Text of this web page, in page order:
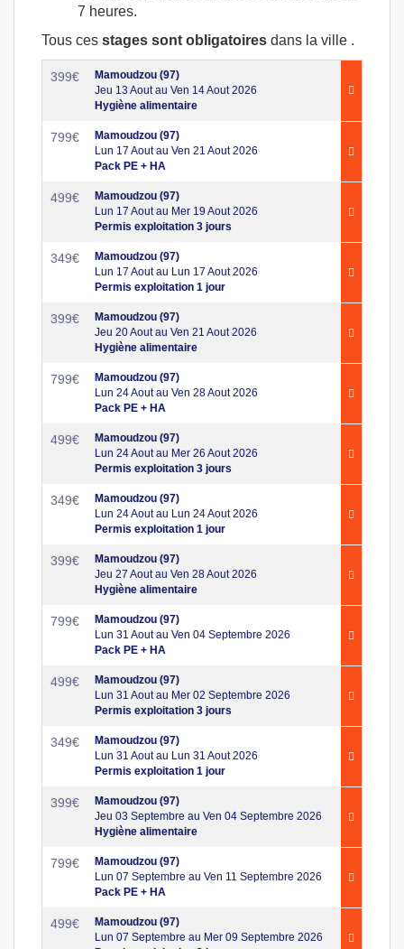
7 heures.
Tous ces stages sont obligatoires dans la ville .
399€
Mamoudzou (97)
Jeu 13 Aout au Ven 14 Aout 2026
Hygiène alimentaire
799€
Mamoudzou (97)
Lun 17 Aout au Ven 21 Aout 2026
Pack PE + HA
499€
Mamoudzou (97)
Lun 17 Aout au Mer 19 Aout 2026
Permis exploitation 3 jours
349€
Mamoudzou (97)
Lun 17 Aout au Lun 17 Aout 2026
Permis exploitation 1 jour
399€
Mamoudzou (97)
Jeu 20 Aout au Ven 21 Aout 2026
Hygiène alimentaire
799€
Mamoudzou (97)
Lun 24 Aout au Ven 28 Aout 2026
Pack PE + HA
499€
Mamoudzou (97)
Lun 24 Aout au Mer 26 Aout 2026
Permis exploitation 3 jours
349€
Mamoudzou (97)
Lun 24 Aout au Lun 24 Aout 2026
Permis exploitation 1 jour
399€
Mamoudzou (97)
Jeu 27 Aout au Ven 28 Aout 2026
Hygiène alimentaire
799€
Mamoudzou (97)
Lun 31 Aout au Ven 04 Septembre 2026
Pack PE + HA
499€
Mamoudzou (97)
Lun 31 Aout au Mer 02 Septembre 2026
Permis exploitation 3 jours
349€
Mamoudzou (97)
Lun 31 Aout au Lun 31 Aout 2026
Permis exploitation 1 jour
399€
Mamoudzou (97)
Jeu 03 Septembre au Ven 04 Septembre 2026
Hygiène alimentaire
799€
Mamoudzou (97)
Lun 07 Septembre au Ven 11 Septembre 2026
Pack PE + HA
499€
Mamoudzou (97)
Lun 07 Septembre au Mer 09 Septembre 2026